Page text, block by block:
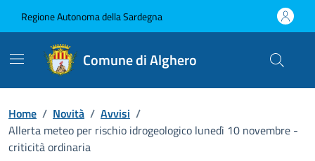
Regione Autonoma della Sardegna
Comune di Alghero
Home / Novità / Avvisi /
Allerta meteo per rischio idrogeologico lunedì 10 novembre -
criticità ordinaria